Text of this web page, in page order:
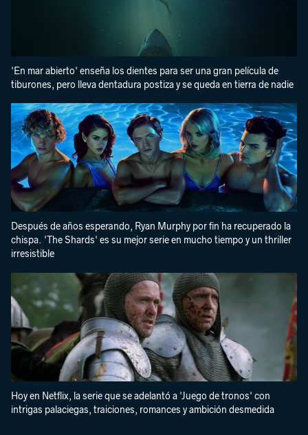
'En mar abierto' enseña los dientes para ser una gran película de
tiburones, pero lleva dentadura postiza y se queda en tierra de nadie
Después de años esperando, Ryan Murphy por fin ha recuperado la
chispa. 'The Shards' es su mejor serie en mucho tiempo y un thriller
irresistible
Hoy en Netflix, la serie que se adelantó a 'Juego de tronos' con
intrigas palaciegas, traiciones, romances y ambición desmedida